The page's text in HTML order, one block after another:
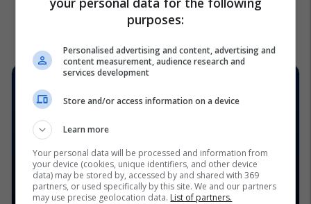
purposes:
Personalised advertising and content, advertising and
content measurement, audience research and
services development
Store and/or access information on a device
Learn more
Your personal data will be processed and information from
your device (cookies, unique identifiers, and other device
data) may be stored by, accessed by and shared with 369
partners, or used specifically by this site. We and our partners
may use precise geolocation data. List of partners.